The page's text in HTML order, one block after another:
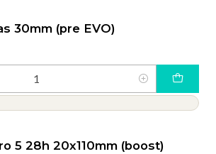
30mm (pre EVO)
5 28h 20x110mm (boost)